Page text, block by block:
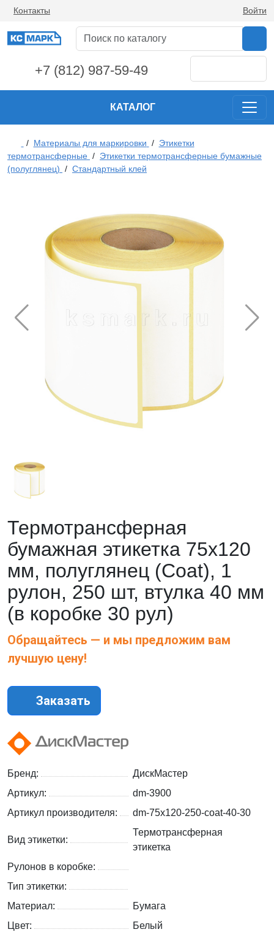
Контакты Войти
+7 (812) 987-59-49
КАТАЛОГ
/ Материалы для маркировки / Этикетки
термотрансферные / Этикетки термотрансферные бумажные
(полуглянец) / Стандартный клей
Термотрансферная
бумажная этикетка 75х120
мм, полуглянец (Coat), 1
рулон, 250 шт, втулка 40 мм
(в коробке 30 рул)
Обращайтесь — и мы предложим вам
лучшую цену!
Заказать
Бренд:
ДискМастер
Артикул:
dm-3900
Артикул производителя:
dm-75x120-250-coat-40-30
Вид этикетки:
Термотрансферная
этикетка
Рулонов в коробке:
Тип этикетки:
Материал:
Бумага
Цвет:
Белый